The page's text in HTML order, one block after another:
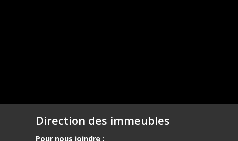
Direction des immeubles
Pour nous joindre :